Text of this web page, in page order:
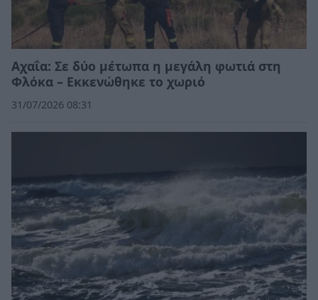
Αχαΐα: Σε δύο μέτωπα η μεγάλη φωτιά στη
Φλόκα – Εκκενώθηκε το χωριό
31/07/2026 08:31